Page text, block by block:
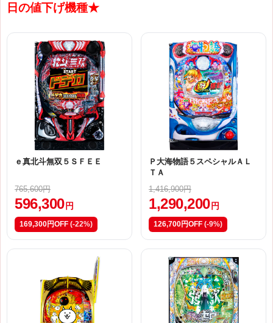
日の値下げ機種★
ｅ真北斗無双５ＳＦＥＥ
765,600円
596,300 円
169,300円OFF (-22%)
Ｐ大海物語５スペシャルＡＬ
ＴＡ
1,416,900円
1,290,200 円
126,700円OFF (-9%)